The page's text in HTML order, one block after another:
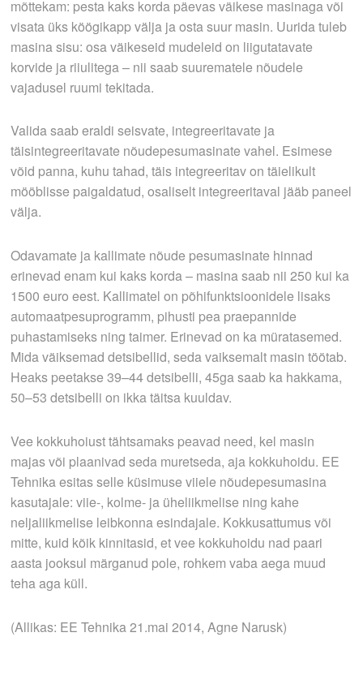
mõttekam: pesta kaks korda päevas väikese masinaga või
visata üks köögikapp välja ja osta suur masin. Uurida tuleb
masina sisu: osa väikeseid mudeleid on liigutatavate
korvide ja riiulitega – nii saab suurematele nõudele
vajadusel ruumi tekitada.
Valida saab eraldi seisvate, integreeritavate ja
täisintegreeritavate nõudepesumasinate vahel. Esimese
võid panna, kuhu tahad, täis­ integreeritav on täielikult
mööblisse paigaldatud, osaliselt integreeritaval jääb paneel
välja.
Odavamate ja kallimate nõude­ pesumasinate hinnad
erinevad enam kui kaks korda – masina saab nii 250 kui ka
1500 euro eest. Kallimatel on põhifunktsioonidele lisaks
automaatpesuprogramm, pihusti­ pea praepannide
puhastamiseks ning taimer. Erinevad on ka müratasemed.
Mida väiksemad detsibellid, seda vaiksemalt masin töötab.
Heaks peetakse 39–44 detsibelli, 45ga saab ka hakkama,
50–53 detsibelli on ikka täitsa kuuldav.
Vee kokkuhoiust tähtsamaks peavad need, kel masin
majas või plaanivad seda muretseda, aja kokku­hoidu. EE
Tehnika esitas selle küsimuse viiele nõudepesumasina
kasutajale: viie-, kolme- ja üheliikmelise ning kahe
neljaliikmelise leibkonna esindajale. Kokkusattumus või
mitte, kuid kõik kinnitasid, et vee kokkuhoidu nad paari
aasta jooksul märganud pole, rohkem vaba aega muud
teha aga küll.
(Allikas: EE Tehnika 21.mai 2014, Agne Narusk)